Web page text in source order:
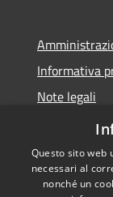
Informativa
Note legali
Questo sito web
necessari al
nonché un